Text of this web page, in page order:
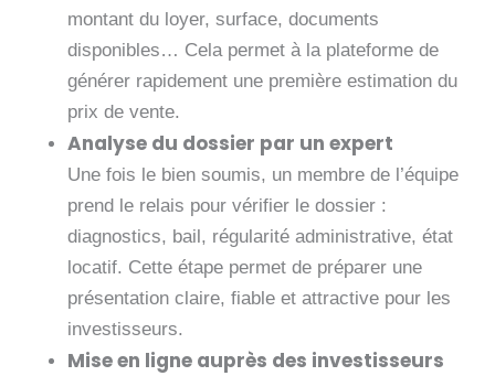
montant du loyer, surface, documents
disponibles… Cela permet à la plateforme de
générer rapidement une première estimation du
prix de vente.
Analyse du dossier par un expert
Une fois le bien soumis, un membre de l’équipe
prend le relais pour vérifier le dossier :
diagnostics, bail, régularité administrative, état
locatif. Cette étape permet de préparer une
présentation claire, fiable et attractive pour les
investisseurs.
Mise en ligne auprès des investisseurs